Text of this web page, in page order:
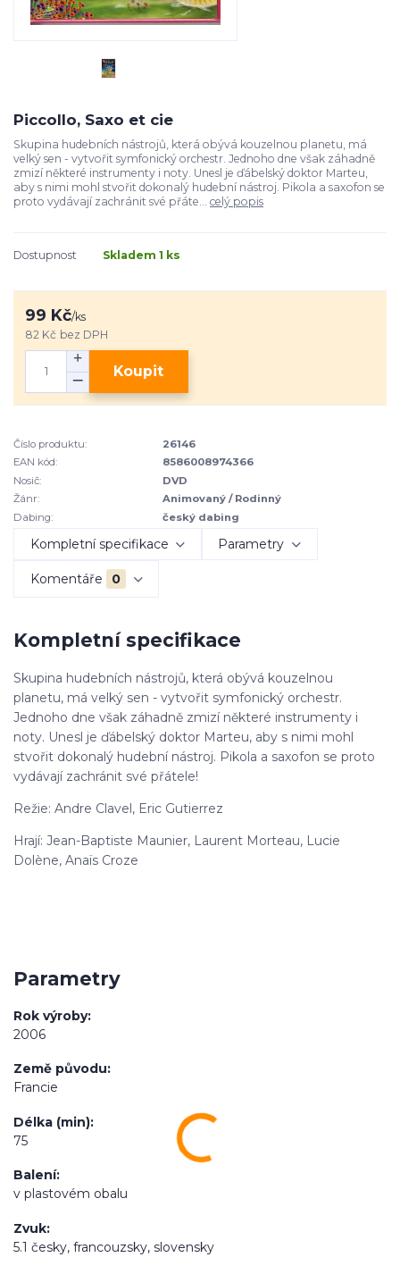
Piccollo, Saxo et cie
Skupina hudebních nástrojů, která obývá kouzelnou planetu, má
velký sen - vytvořit symfonický orchestr. Jednoho dne však záhadně
zmizí některé instrumenty i noty. Unesl je ďábelský doktor Marteu,
aby s nimi mohl stvořit dokonalý hudební nástroj. Pikola a saxofon se
proto vydávají zachránit své přáte... celý popis
Dostupnost Skladem 1 ks
99 Kč/ks
82 Kč bez DPH
Koupit
Číslo produktu:
26146
EAN kód:
8586008974366
Nosič:
DVD
Žánr:
Animovaný / Rodinný
Dabing:
český dabing
Kompletní specifikace Parametry
Komentáře 0
Kompletní specifikace
Skupina hudebních nástrojů, která obývá kouzelnou
planetu, má velký sen - vytvořit symfonický orchestr.
Jednoho dne však záhadně zmizí některé instrumenty i
noty. Unesl je ďábelský doktor Marteu, aby s nimi mohl
stvořit dokonalý hudební nástroj. Pikola a saxofon se proto
vydávají zachránit své přátele!
Režie: Andre Clavel, Eric Gutierrez
Hrají: Jean-Baptiste Maunier, Laurent Morteau, Lucie
Dolène, Anaïs Croze
Parametry
Rok výroby
2006
Země původu
Francie
Délka (min)
75
Balení
v plastovém obalu
Zvuk
5.1 česky, francouzsky, slovensky